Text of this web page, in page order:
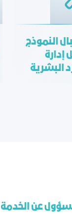
النموذج
إدارة
البشرية
عن الخدمة